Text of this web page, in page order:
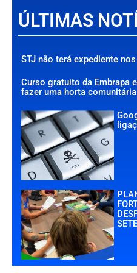
ÚLTIMAS
STJ não terá expediente
Curso gratuito da Embrapa
fazer uma horta comunitária